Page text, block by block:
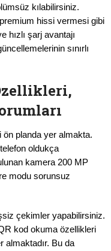
kılabilirsiniz.
hissi vermesi gibi
hızlı şarj avantajı
sınırlı
planda yer almakta.
oldukça
kamera 200 MP
modu sorunsuz
çekimler yapabilirsiniz.
kod okuma özellikleri
almaktadır. Bu da